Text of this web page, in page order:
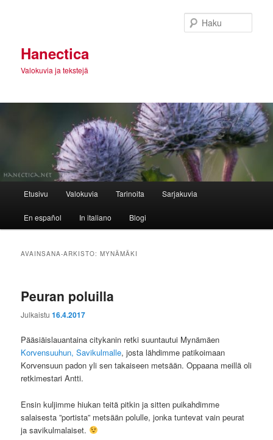
Hanectica
Valokuvia ja tekstejä
Etusivu Valokuvia Tarinoita Sarjakuvia
En español In italiano Blogi
AVAINSANA-ARKISTO:MYNÄMÄKI
Peuran poluilla
Julkaistu16.4.2017
Pääsiäislauantaina citykanin retki suuntautui Mynämäen
Korvensuuhun, Savikulmalle, josta lähdimme patikoimaan
Korvensuun padon yli sen takaiseen metsään. Oppaana meillä oli
retkimestari Antti.
Ensin kuljimme hiukan teitä pitkin ja sitten puikahdimme
salaisesta ”portista” metsään polulle, jonka tuntevat vain peurat
ja savikulmalaiset.